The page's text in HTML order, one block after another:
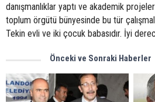
danışmanlıklar yaptı ve akademik
toplum örgütü bünyesinde bu tür
Tekin evli ve iki çocuk babasıdır. İyi
Önceki ve Sonraki Haberler